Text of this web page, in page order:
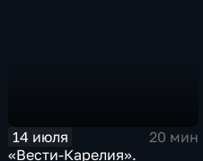
14 июля
20 мин
«Вести-Карелия».